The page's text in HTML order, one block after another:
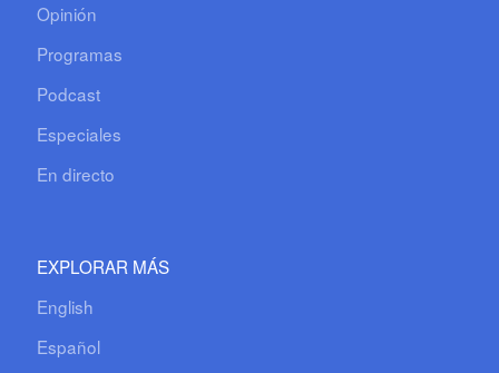
Opinión
Programas
Podcast
Especiales
En directo
EXPLORAR MÁS
English
Español